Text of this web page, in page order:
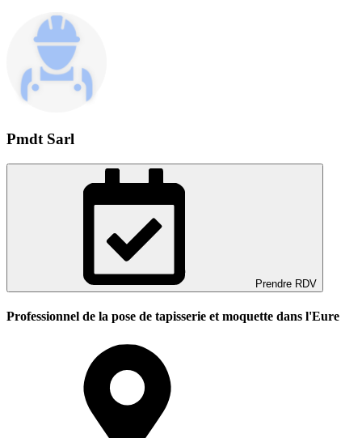
Pmdt Sarl
Prendre RDV
Professionnel de la pose de tapisserie et moquette dans l'Eure